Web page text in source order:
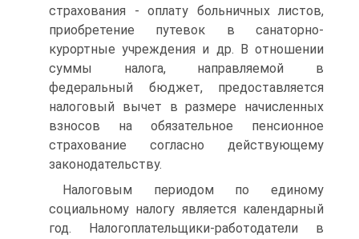
страхования - оплату больничных листов,
приобретение путевок в санаторно-
курортные учреждения и др. В отношении
суммы налога, направляемой в
федеральный бюджет, предоставляется
налоговый вычет в размере начисленных
взносов на обязательное пенсионное
страхование согласно действующему
законодательству.
Налоговым периодом по единому
социальному налогу является календарный
год. Налогоплательщики-работодатели в